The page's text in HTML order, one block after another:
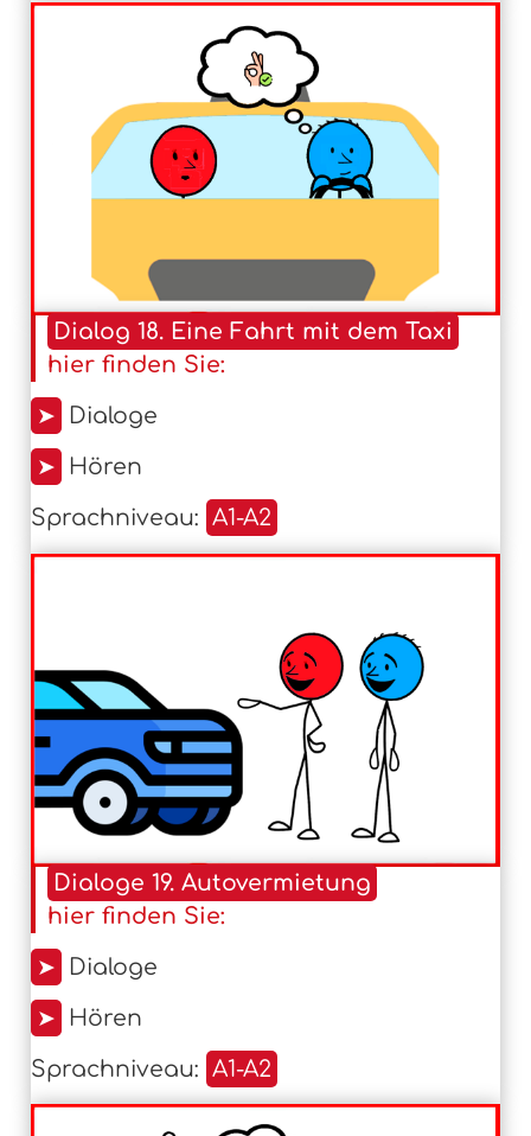
Dialog 18. Eine Fahrt mit dem Taxi
hier finden Sie:
➤ Dialoge
➤ Hören
Sprachniveau: A1-A2
Dialoge 19. Autovermietung
hier finden Sie:
➤ Dialoge
➤ Hören
Sprachniveau: A1-A2